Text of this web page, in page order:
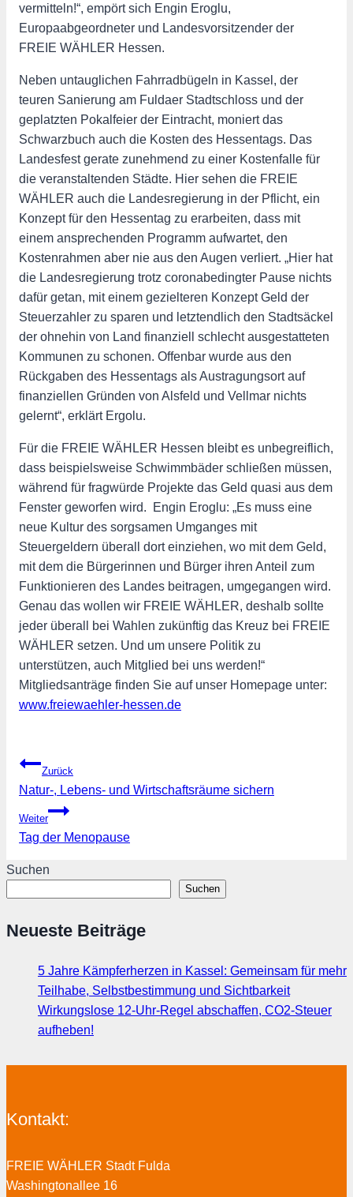
vermitteln!“, empört sich Engin Eroglu,
Europaabgeordneter und Landesvorsitzender der
FREIE WÄHLER Hessen.
Neben untauglichen Fahrradbügeln in Kassel, der
teuren Sanierung am Fuldaer Stadtschloss und der
geplatzten Pokalfeier der Eintracht, moniert das
Schwarzbuch auch die Kosten des Hessentags. Das
Landesfest gerate zunehmend zu einer Kostenfalle für
die veranstaltenden Städte. Hier sehen die FREIE
WÄHLER auch die Landesregierung in der Pflicht, ein
Konzept für den Hessentag zu erarbeiten, dass mit
einem ansprechenden Programm aufwartet, den
Kostenrahmen aber nie aus den Augen verliert. „Hier hat
die Landesregierung trotz coronabedingter Pause nichts
dafür getan, mit einem gezielteren Konzept Geld der
Steuerzahler zu sparen und letztendlich den Stadtsäckel
der ohnehin von Land finanziell schlecht ausgestatteten
Kommunen zu schonen. Offenbar wurde aus den
Rückgaben des Hessentags als Austragungsort auf
finanziellen Gründen von Alsfeld und Vellmar nichts
gelernt“, erklärt Ergolu.
Für die FREIE WÄHLER Hessen bleibt es unbegreiflich,
dass beispielsweise Schwimmbäder schließen müssen,
während für fragwürde Projekte das Geld quasi aus dem
Fenster geworfen wird. Engin Eroglu: „Es muss eine
neue Kultur des sorgsamen Umganges mit
Steuergeldern überall dort einziehen, wo mit dem Geld,
mit dem die Bürgerinnen und Bürger ihren Anteil zum
Funktionieren des Landes beitragen, umgegangen wird.
Genau das wollen wir FREIE WÄHLER, deshalb sollte
jeder überall bei Wahlen zukünftig das Kreuz bei FREIE
WÄHLER setzen. Und um unsere Politik zu
unterstützen, auch Mitglied bei uns werden!“
Mitgliedsanträge finden Sie auf unser Homepage unter:
www.freiewaehler-hessen.de
Beitragsnavigation
Zurück
Natur-, Lebens- und Wirtschaftsräume sichern
Weiter
Tag der Menopause
Suchen
Suchen
Neueste Beiträge
5 Jahre Kämpferherzen in Kassel: Gemeinsam für mehr
Teilhabe, Selbstbestimmung und Sichtbarkeit
Wirkungslose 12-Uhr-Regel abschaffen, CO2-Steuer
aufheben!
Kontakt:
FREIE WÄHLER Stadt Fulda
Washingtonallee 16